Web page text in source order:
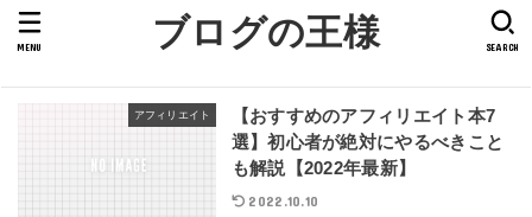
ブログの王様 SEARCH
MENU
アフィリエイト
【おすすめのアフィリエイト本7
選】初心者が絶対にやるべきこと
も解説【2022年最新】
2022.10.10